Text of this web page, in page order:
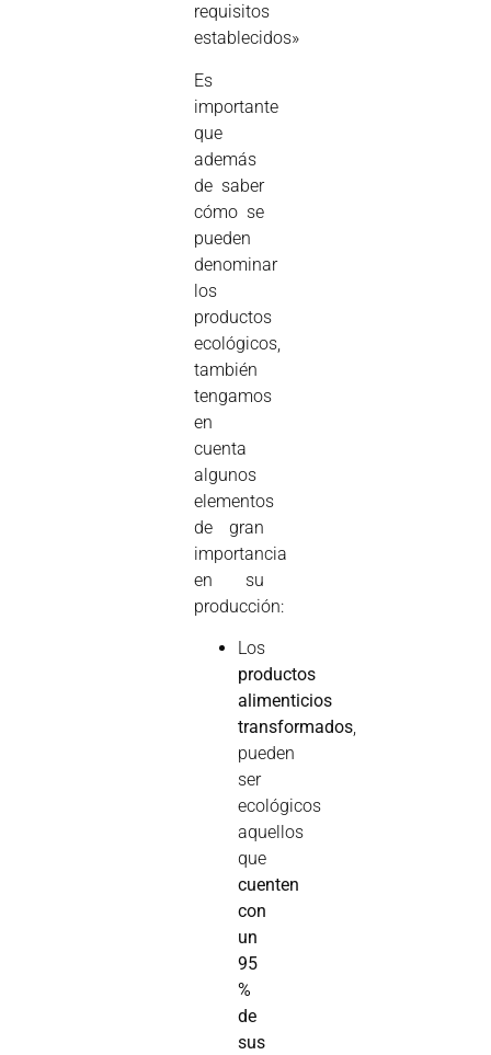
requisitos
establecidos»
Es
importante
que
además
de saber
cómo se
pueden
denominar
los
productos
ecológicos,
también
tengamos
en
cuenta
algunos
elementos
de gran
importancia
en su
producción:
Los
productos
alimenticios
transformados,
pueden
ser
ecológicos
aquellos
que
cuenten
con
un
95
%
de
sus